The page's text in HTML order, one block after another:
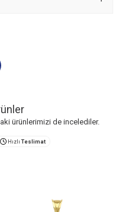
ürünlerimizi de incelediler.
Hızlı Teslimat